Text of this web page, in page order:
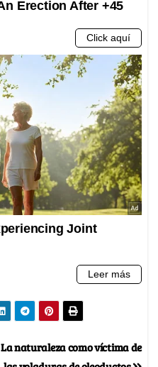
La naturaleza como víctima de